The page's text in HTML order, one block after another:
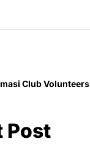
Club Volunteers
Post